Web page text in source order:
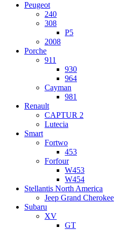
Peugeot
240
308
P5
2008
Porche
911
930
964
Cayman
981
Renault
CAPTUR 2
Lutecia
Smart
Fortwo
453
Forfour
W453
W454
Stellantis North America
Jeep Grand Cherokee
Subaru
XV
GT